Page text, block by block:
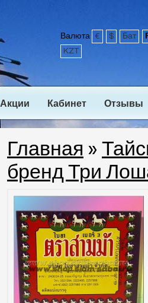
Валюта € $ Бат
KZT
Акции Кабинет Отзывы
Главная »
бренд Три